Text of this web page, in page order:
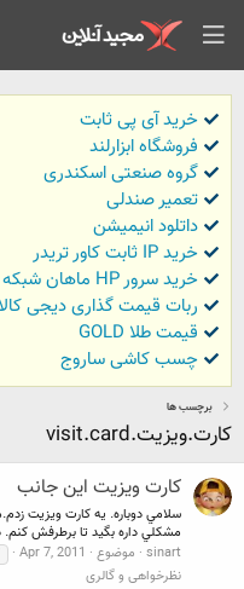
خرید آی پی ثابت
فروشگاه ابزارلند
گروه صنعتی اسکندری
تعمیر صندلی
داتلود انیمیشن
خرید IP ثابت کاور تریدر
خرید سرور HP ماهان شبکه
ربات قیمت گذاری دیجی کالا
قیمت طلا GOLD
چسب کاشی ساروج
برچسب ها
كارت.ويزيت.visit.card
كارت ويزيت اين جانب
سلامي دوباره. يه كارت ويزيت
مشكلي داره بگيد تا برطرفش
sinart موضوع Apr 7, 2011
نظرخواهی و گالری